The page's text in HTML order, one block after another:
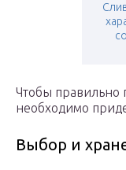
Чтобы правильно
необходимо
Выбор и